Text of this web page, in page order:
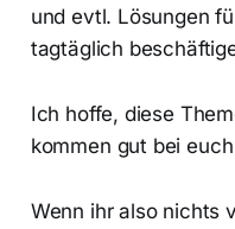
und evtl. Lösungen
tagtäglich
Ich hoffe, diese
kommen gut bei
Wenn ihr also nichts